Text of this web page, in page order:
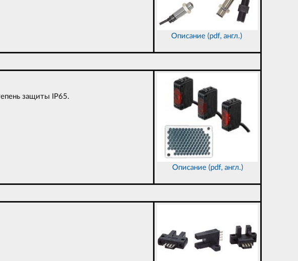
Описание (pdf, англ.)
защиты IP65.
Описание (pdf, англ.)